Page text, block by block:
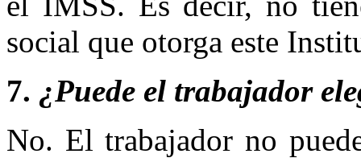
social que otorga este
7. ¿Puede el trabajador
No. El trabajador no